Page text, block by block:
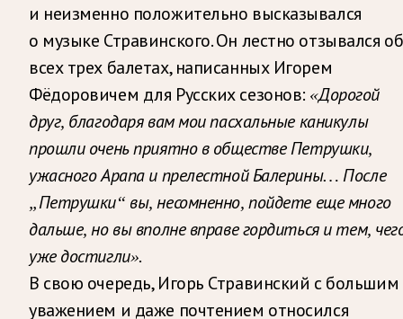
и неизменно положительно высказывался
о музыке Стравинского. Он лестно отзывался
всех трех балетах, написанных Игорем
Фёдоровичем для Русских сезонов: «Дорогой
друг, благодаря вам мои пасхальные каникулы
прошли очень приятно в обществе Петрушки,
ужасного Арапа и прелестной Балерины… После
„Петрушки“ вы, несомненно, пойдете еще много
дальше, но вы вполне вправе гордиться и тем,
уже достигли».
В свою очередь, Игорь Стравинский с большим
уважением и даже почтением относился